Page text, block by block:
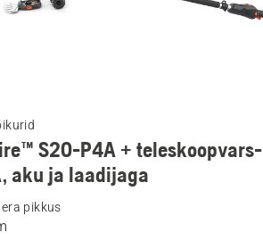
S20-P4A + teleskoopvars-
aku ja laadijaga
pikkus